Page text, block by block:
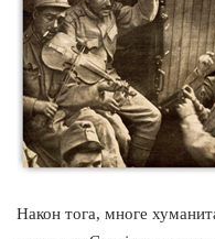
Након тога, многе